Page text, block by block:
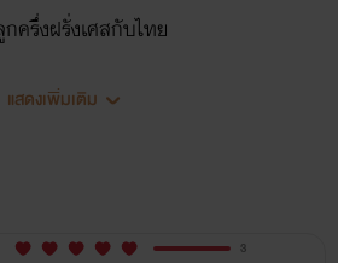
ครึ่งฝรั่งเศสกับไทย
เรียนบริหาร ปี3
แสดงเพิ่มเติม
3